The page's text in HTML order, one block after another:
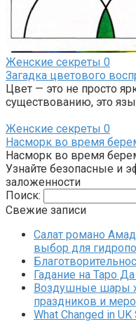
Женские секреты 0
Загадка цветового
Цвет — это не просто
существованию, это
Женские секреты 0
Насморк во время
Насморк во время
Узнайте безопасные и
заложенности
Поиск:
Свежие записи
Салат романо
выбор для
Гадание на Таро
Воздушные шары
праздников и
What Changed in